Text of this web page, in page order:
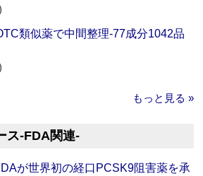
類似薬で中間整理‐77成分1042品
もっと見る »
ス‐FDA関連‐
が世界初の経口PCSK9阻害薬を承